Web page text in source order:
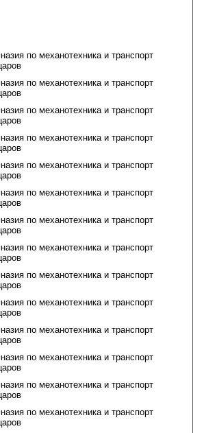
по механотехника и транспорт
по механотехника и транспорт
по механотехника и транспорт
по механотехника и транспорт
по механотехника и транспорт
по механотехника и транспорт
по механотехника и транспорт
по механотехника и транспорт
по механотехника и транспорт
по механотехника и транспорт
по механотехника и транспорт
по механотехника и транспорт
по механотехника и транспорт
по механотехника и транспорт